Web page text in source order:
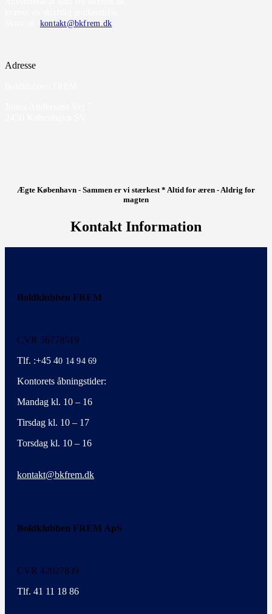
kontakt@bkfrem.dk
Adresse
Ægte København - Sammen er vi stærkest * Altid for æren - Aldrig for
magten
Kontakt Information
Boldklubben FREM
CVR 56778519
Tlf. :+45 40 14 94 69
Kontorets åbningstider:
Mandag kl. 10 – 16
Tirsdag kl. 10 – 17
Torsdag kl. 10 – 16
kontakt@bkfrem.dk
Boldklubben FREM ApS
CVR 42027839
Tlf. 41 11 18 86